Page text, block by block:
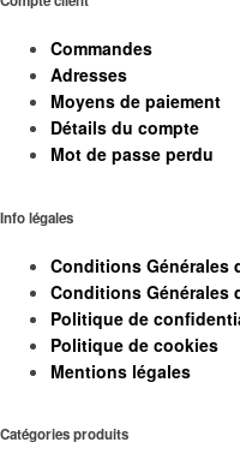
Commandes
Adresses
Moyens de paiement
Détails du compte
Mot de passe perdu
Info légales
Conditions Générales
Conditions Générales
Politique de
Politique de cookies
Mentions légales
Catégories produits